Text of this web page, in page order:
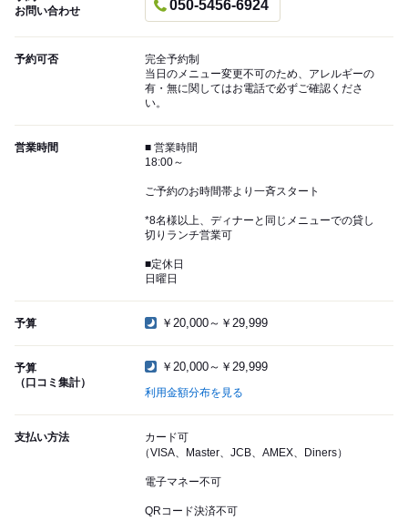
お問い合わせ
050-5456-6924
予約可否
完全予約制
当日のメニュー変更不可のため、アレルギーの
有・無に関してはお電話で必ずご確認くださ
い。
営業時間
■ 営業時間
18:00～
ご予約のお時間帯より一斉スタート
*8名様以上、ディナーと同じメニューでの貸し
切りランチ営業可
■定休日
日曜日
予算 ￥20,000～￥29,999
予算
（口コミ集計）
￥20,000～￥29,999
利用金額分布を見る
支払い方法
カード可
（VISA、Master、JCB、AMEX、Diners）
電子マネー不可
QRコード決済不可